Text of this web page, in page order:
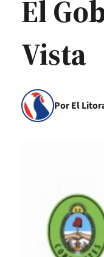
El
Vista
Por El